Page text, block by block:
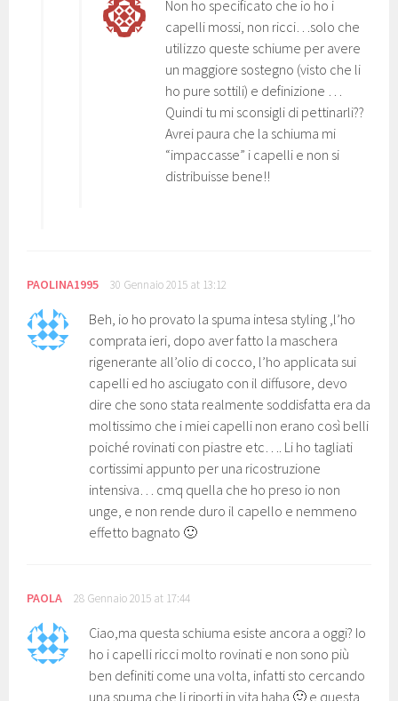
Non ho specificato che io ho i
capelli mossi, non ricci…solo che
utilizzo queste schiume per avere
un maggiore sostegno (visto che li
ho pure sottili) e definizione …
Quindi tu mi sconsigli di pettinarli??
Avrei paura che la schiuma mi
“impaccasse” i capelli e non si
distribuisse bene!!
PAOLINA1995 30 Gennaio 2015 at 13:12
Beh, io ho provato la spuma intesa styling ,l’ho
comprata ieri, dopo aver fatto la maschera
rigenerante all’olio di cocco, l’ho applicata sui
capelli ed ho asciugato con il diffusore, devo
dire che sono stata realmente soddisfatta era da
moltissimo che i miei capelli non erano così belli
poiché rovinati con piastre etc…. Li ho tagliati
cortissimi appunto per una ricostruzione
intensiva… cmq quella che ho preso io non
unge, e non rende duro il capello e nemmeno
effetto bagnato 🙂
PAOLA 28 Gennaio 2015 at 17:44
Ciao,ma questa schiuma esiste ancora a oggi? Io
ho i capelli ricci molto rovinati e non sono più
ben definiti come una volta, infatti sto cercando
una spuma che li riporti in vita haha 🙂 e questa